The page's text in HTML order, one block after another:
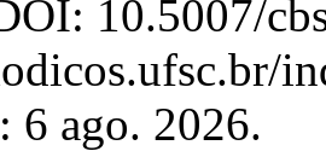
10.5007/
6 ago. 2026.